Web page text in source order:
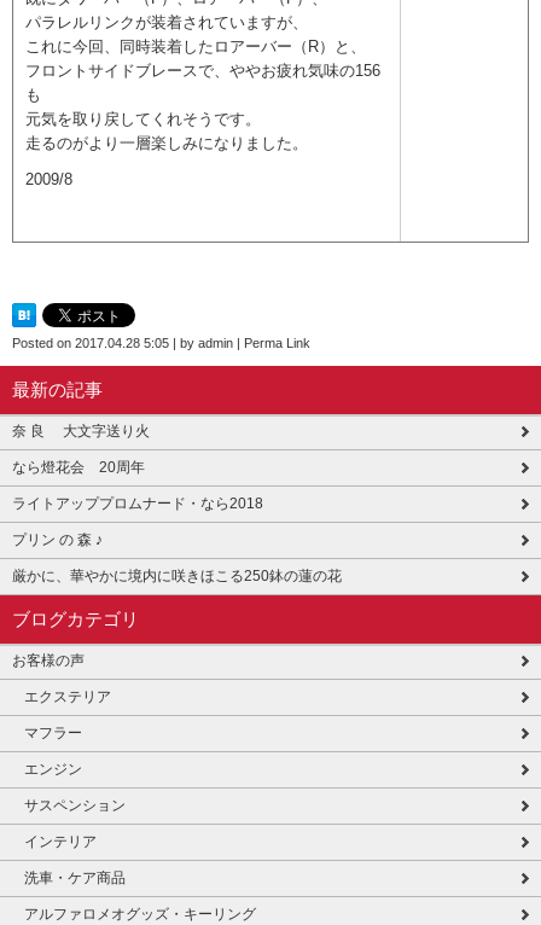
パラレルリンクが装着されていますが、
これに今回、同時装着したロアーバー（R）と、
フロントサイドブレースで、ややお疲れ気味の156
も
元気を取り戻してくれそうです。
走るのがより一層楽しみになりました。
2009/8
Posted on 2017.04.28 5:05 | by admin | Perma Link
最新の記事
奈 良 大文字送り火
なら燈花会 20周年
ライトアッププロムナード・なら2018
プリン の 森 ♪
厳かに、華やかに境内に咲きほこる250鉢の蓮の花
ブログカテゴリ
お客様の声
エクステリア
マフラー
エンジン
サスペンション
インテリア
洗車・ケア商品
アルファロメオグッズ・キーリング